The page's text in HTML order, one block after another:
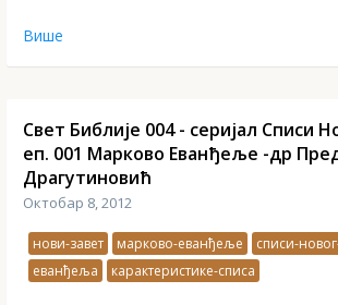
Више
Свет Библије 004 - серијал Списи
еп. 001 Марково Еванђеље -др
Драгутиновић
Октобар 8, 2012
нови-завет марково-еванђеље
списи-
еванђеља
карактеристике-списа